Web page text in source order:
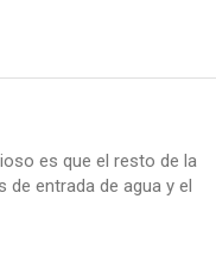
es que el resto de la
entrada de agua y el